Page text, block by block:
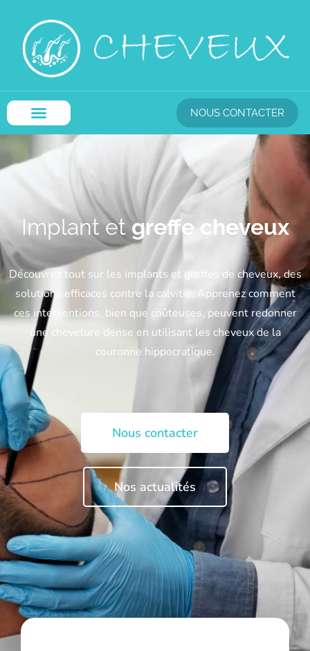
NOUS CONTACTER
Implant etgreffe cheveux
Découvrez tout sur les implants et greffes de cheveux, des
solutions efficaces contre la calvitie. Apprenez comment
ces interventions, bien que coûteuses, peuvent redonner
une chevelure dense en utilisant les cheveux de la
couronne hippocratique.
Nous contacter
Nos actualités